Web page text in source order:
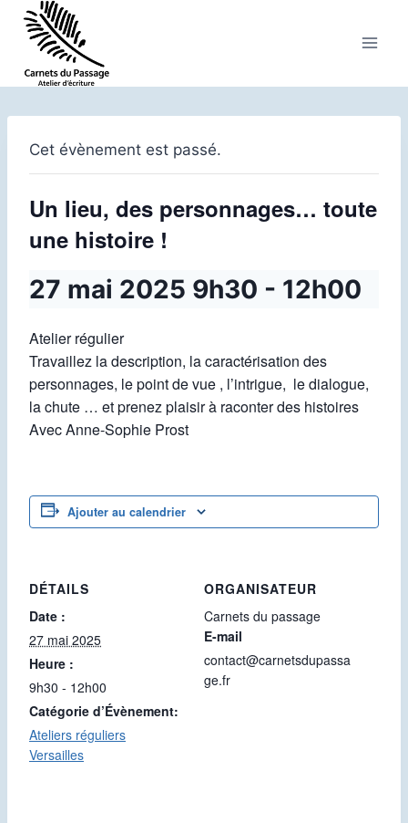
Aller
contenu
Cet évènement est passé.
Un lieu, des personnages… toute
une histoire !
27 mai 2025 9h30 - 12h00
Atelier régulier
Travaillez la description, la caractérisation des
personnages, le point de vue , l’intrigue, le dialogue,
la chute … et prenez plaisir à raconter des histoires
Avec Anne-Sophie Prost
Ajouter au calendrier
DÉTAILS
Date :
27 mai 2025
Heure :
9h30 - 12h00
Catégorie d’Évènement:
Ateliers réguliers
Versailles
ORGANISATEUR
Carnets du passage
E-mail
contact@carnetsdupassa
ge.fr